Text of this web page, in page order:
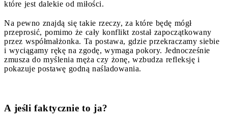
które jest dalekie od miłości.
Na pewno znajdą się takie rzeczy, za które będę mógł
przeprosić, pomimo że cały konflikt został zapoczątkowany
przez współmałżonka. Ta postawa, gdzie przekraczamy siebie
i wyciągamy rękę na zgodę, wymaga pokory. Jednocześnie
zmusza do myślenia męża czy żonę, wzbudza refleksję i
pokazuje postawę godną naśladowania.
A jeśli faktycznie to ja?